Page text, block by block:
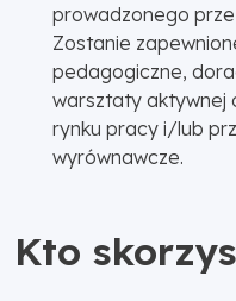
prowadzonego
Zostanie
pedagogiczne,
warsztaty aktywnej
rynku pracy i/lub
wyrównawcze.
Kto